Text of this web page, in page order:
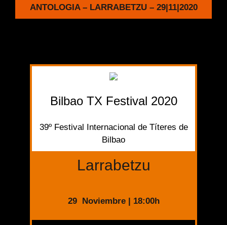
ANTOLOGIA – LARRABETZU – 29|11|2020
Bilbao TX Festival 2020
39º Festival Internacional de Títeres de
Bilbao
Larrabetzu
29 Noviembre | 18:00h